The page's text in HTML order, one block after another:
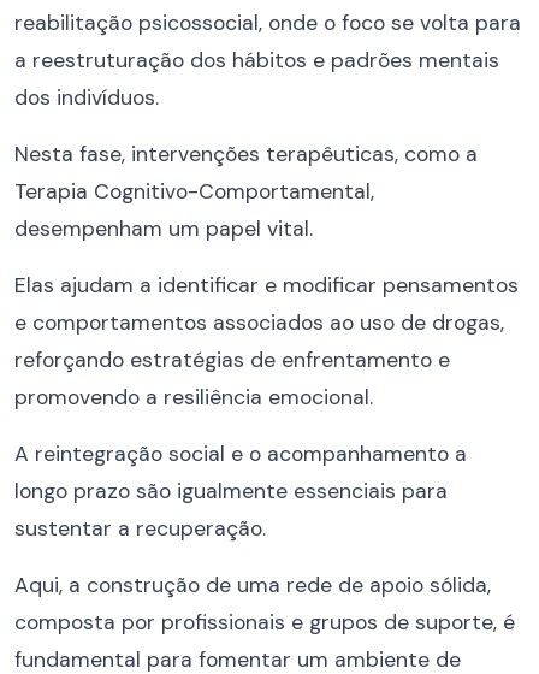
reabilitação psicossocial, onde o foco se volta para
a reestruturação dos hábitos e padrões mentais
dos indivíduos.
Nesta fase, intervenções terapêuticas, como a
Terapia Cognitivo-Comportamental,
desempenham um papel vital.
Elas ajudam a identificar e modificar pensamentos
e comportamentos associados ao uso de drogas,
reforçando estratégias de enfrentamento e
promovendo a resiliência emocional.
A reintegração social e o acompanhamento a
longo prazo são igualmente essenciais para
sustentar a recuperação.
Aqui, a construção de uma rede de apoio sólida,
composta por profissionais e grupos de suporte, é
fundamental para fomentar um ambiente de